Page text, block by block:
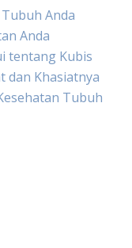
Anda
Anda
tentang Kubis
dan Khasiatnya
Tubuh